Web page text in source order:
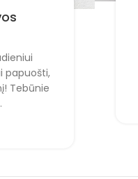
papuošti,
Tebūnie